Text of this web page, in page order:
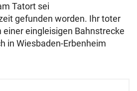
Tatort sei
gefunden worden. Ihr toter
einer eingleisigen Bahnstrecke
in Wiesbaden-Erbenheim